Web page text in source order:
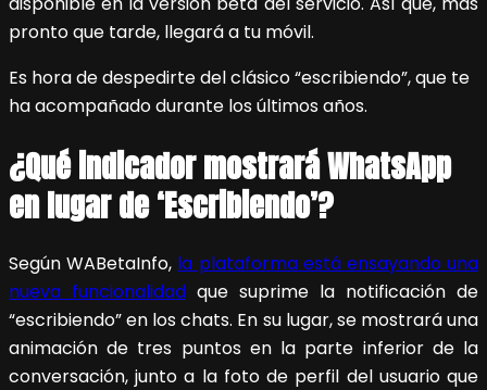
pronto que tarde, llegará a tu móvil.
Es hora de despedirte del clásico “escribiendo”, que te
ha acompañado durante los últimos años.
¿Qué indicador mostrará WhatsApp
en lugar de ‘Escribiendo’?
Según WABetaInfo, la plataforma está ensayando una
nueva funcionalidad que suprime la notificación de
“escribiendo” en los chats. En su lugar, se mostrará una
animación de tres puntos en la parte inferior de la
conversación, junto a la foto de perfil del usuario que